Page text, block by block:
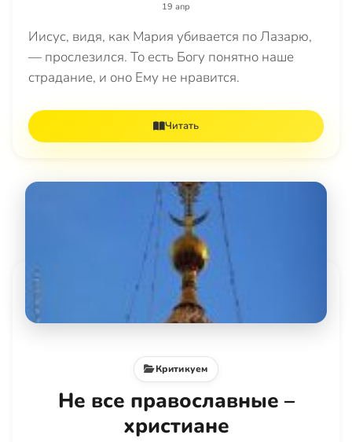
19 апр
Иисус, видя, как Мария убивается по Лазарю,
— прослезился. То есть Богу понятно наше
страдание, и оно Ему не нравится.
Читать
Критикуем
Не все православные –
христиане